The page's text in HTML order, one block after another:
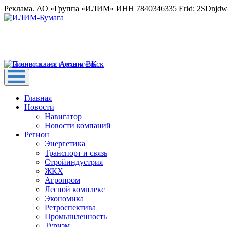
Реклама. АО «Группа «ИЛИМ» ИНН 7840346335 Erid:
Главная
Новости
Навигатор
Новости компаний
Регион
Энергетика
Транспорт и связь
Стройиндустрия
ЖКХ
Агропром
Лесной комплекс
Экономика
Ретроспектива
Промышленность